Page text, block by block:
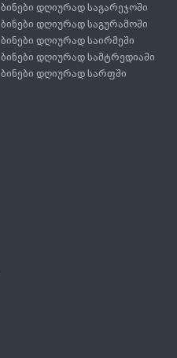
ბინები დღიურად საგარეჯოში
ბინები დღიურად საგურამოში
ბინები დღიურად საირმეში
ბინები დღიურად სამტრედიაში
ბინები დღიურად სარფში